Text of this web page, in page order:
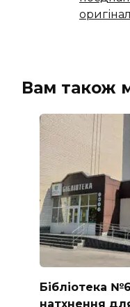
Вам також
Бібліотека
натхнення